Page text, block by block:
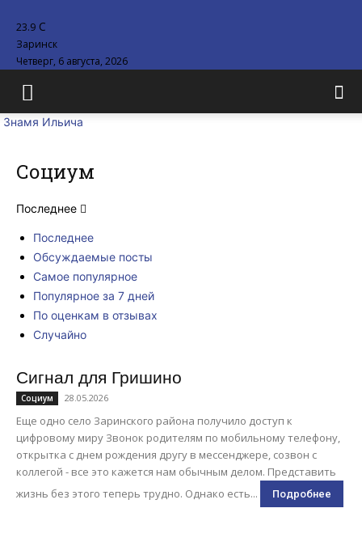
23.9 C
Заринск
Четверг, 6 августа, 2026
Знамя Ильича
Социум
Последнее
Последнее
Обсуждаемые посты
Самое популярное
Популярное за 7 дней
По оценкам в отзывах
Случайно
Сигнал для Гришино
Социум 28.05.2026
Еще одно село Заринского района получило доступ к
цифровому миру Звонок родителям по мобильному телефону,
открытка с днем рождения другу в мессенджере, созвон с
коллегой - все это кажется нам обычным делом. Представить
жизнь без этого теперь трудно. Однако есть...
Подробнее